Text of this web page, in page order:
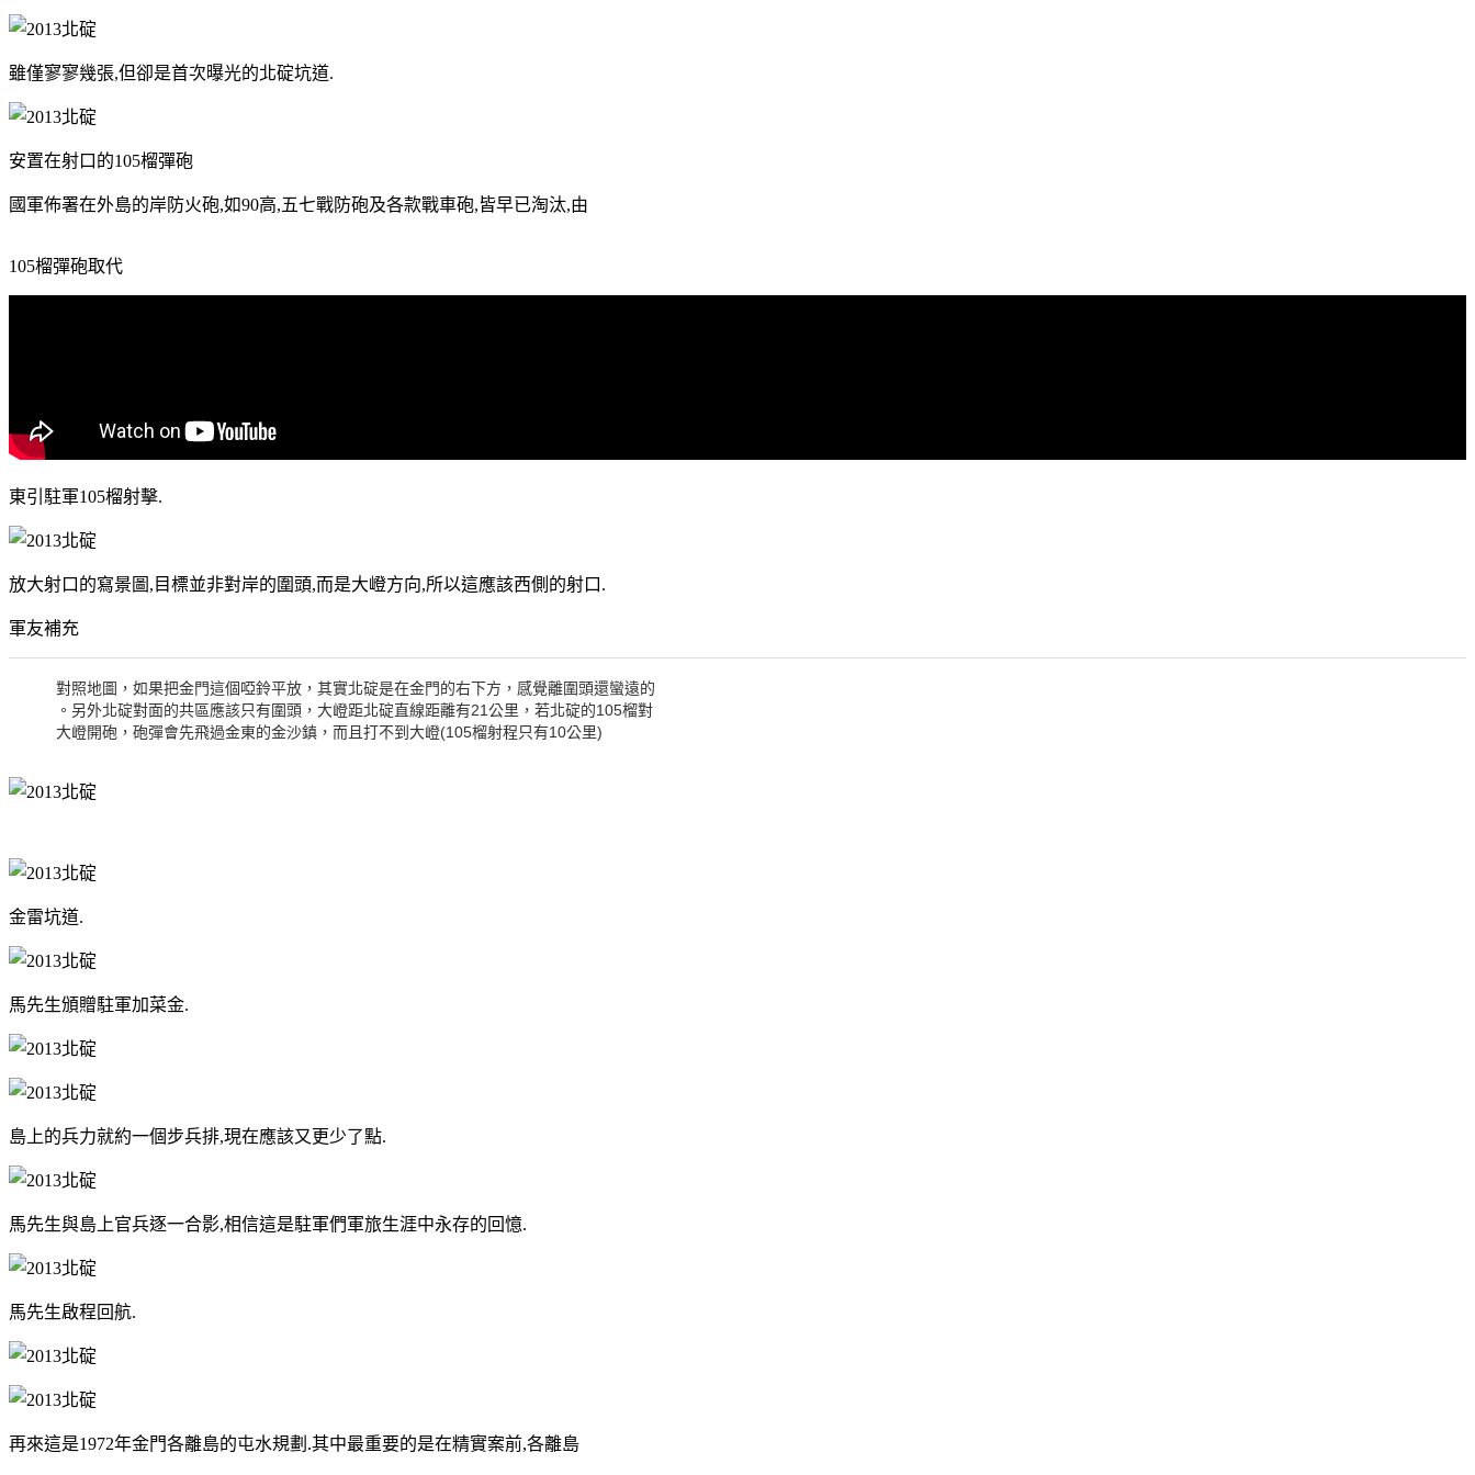
雖僅寥寥幾張,但卻是首次曝光的北碇坑道.
安置在射口的105榴彈砲
國軍佈署在外島的岸防火砲,如90高,五七戰防砲及各款戰車砲,皆早已淘汰,由
105榴彈砲取代
東引駐軍105榴射擊.
放大射口的寫景圖,目標並非對岸的圍頭,而是大嶝方向,所以這應該西側的射口.
軍友補充
對照地圖，如果把金門這個啞鈴平放，其實北碇是在金門的右下方，感覺離圍頭還蠻遠的
。另外北碇對面的共區應該只有圍頭，大嶝距北碇直線距離有21公里，若北碇的105榴對
大嶝開砲，砲彈會先飛過金東的金沙鎮，而且打不到大嶝(105榴射程只有10公里)
金雷坑道.
馬先生頒贈駐軍加菜金.
島上的兵力就約一個步兵排,現在應該又更少了點.
馬先生與島上官兵逐一合影,相信這是駐軍們軍旅生涯中永存的回憶.
馬先生啟程回航.
再來這是1972年金門各離島的屯水規劃.其中最重要的是在精實案前,各離島